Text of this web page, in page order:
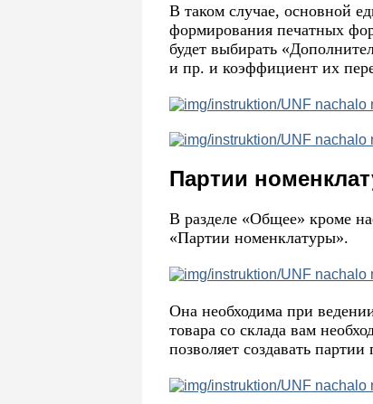
В таком случае, основной
формирования печатных
будет выбирать
и пр. и коэффициент их
Партии
В разделе «Общее» кроме
«Партии номенклатуры».
Она необходима при
товара со склада вам
позволяет создавать